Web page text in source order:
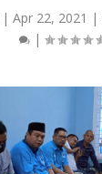
| Apr 22, 2021 |
|